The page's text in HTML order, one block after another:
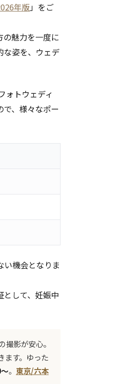
年版」をご
の魅力を一度に
な姿を、ウェデ
ォトウェディ
、様々なポー
い機会となりま
として、妊娠中
影が安心。
ます。ゆった
。 東京/六本